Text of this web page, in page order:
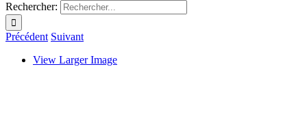
Rechercher:
Précédent Suivant
View Larger Image